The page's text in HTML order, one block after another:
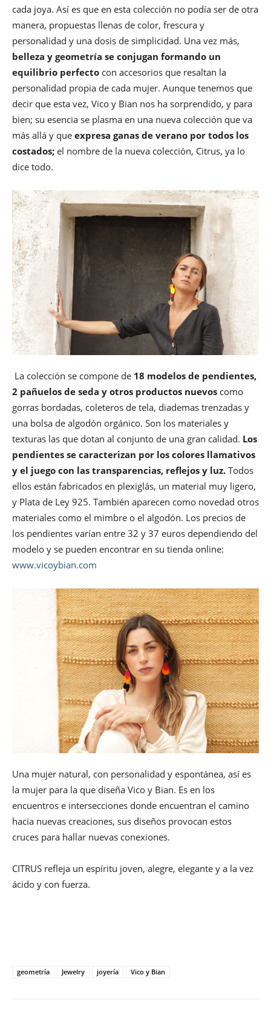
cada joya. Así es que en esta colección no podía ser de otra
manera, propuestas llenas de color, frescura y
personalidad y una dosis de simplicidad. Una vez más,
belleza y geometría se conjugan formando un
equilibrio perfecto con accesorios que resaltan la
personalidad propia de cada mujer. Aunque tenemos que
decir que esta vez, Vico y Bian nos ha sorprendido, y para
bien; su esencia se plasma en una nueva colección que va
más allá y que expresa ganas de verano por todos los
costados; el nombre de la nueva colección, Citrus, ya lo
dice todo.
La colección se compone de 18 modelos de pendientes,
2 pañuelos de seda y otros productos nuevos como
gorras bordadas, coleteros de tela, diademas trenzadas y
una bolsa de algodón orgánico. Son los materiales y
texturas las que dotan al conjunto de una gran calidad. Los
pendientes se caracterizan por los colores llamativos
y el juego con las transparencias, reflejos y luz. Todos
ellos están fabricados en plexiglás, un material muy ligero,
y Plata de Ley 925. También aparecen como novedad otros
materiales como el mimbre o el algodón. Los precios de
los pendientes varían entre 32 y 37 euros dependiendo del
modelo y se pueden encontrar en su tienda online:
www.vicoybian.com
Una mujer natural, con personalidad y espontánea, así es
la mujer para la que diseña Vico y Bian. Es en los
encuentros e intersecciones donde encuentran el camino
hacia nuevas creaciones, sus diseños provocan estos
cruces para hallar nuevas conexiones.
CITRUS refleja un espíritu joven, alegre, elegante y a la vez
ácido y con fuerza.
geometría Jewelry joyería Vico y Bian